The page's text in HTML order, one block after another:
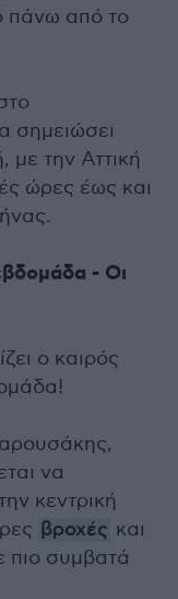
πάνω από το
σημειώσει
με την Αττική
ώρες έως και
- Οι
ο καιρός
να
κεντρική
βροχές και
πιο συμβατά